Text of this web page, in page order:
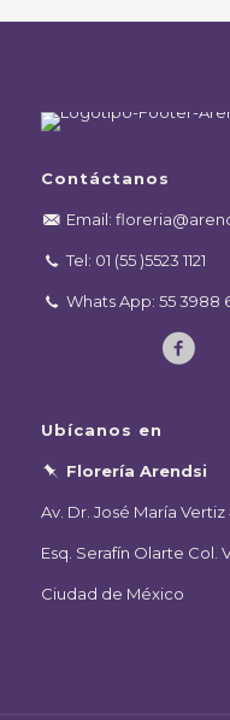
Contáctanos
Email:
Tel: 01 (55 )5523 1121
Whats App: 55 3988
Ubícanos en
Florería Arendsi
Av. Dr. José María Vertiz
Esq. Serafín Olarte Col.
Ciudad de México